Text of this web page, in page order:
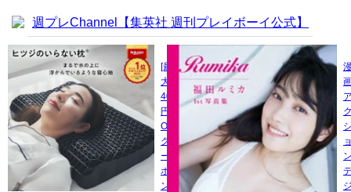
週プレChannel【集英社 週刊プレイボーイ公式】
[最
大
400
円
OFF
ク
ー
ポ
ン